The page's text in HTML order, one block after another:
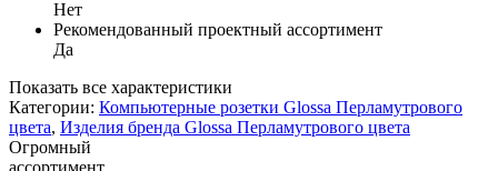
Нет
Рекомендованный проектный ассортимент
Да
Показать все характеристики
Категории: Компьютерные розетки Glossa Перламутрового
цвета, Изделия бренда Glossa Перламутрового цвета
Огромный
ассортимент